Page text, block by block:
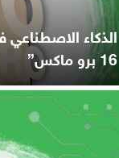
الذكاء الاصطناعي
16 برو ماكس”